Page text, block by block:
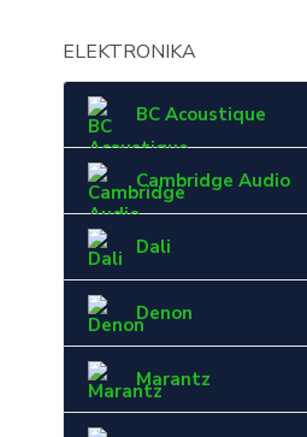
ELEKTRONIKA
BC Acoustique
Cambridge Audio
Dali
Denon
Marantz